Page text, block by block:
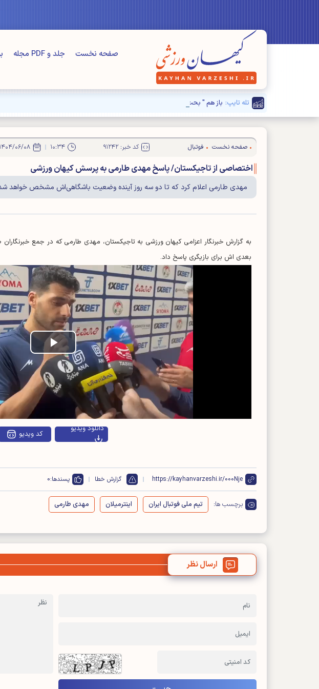
صفحه نخست جلد و PDF مجله
تله تایپ: باز هم " بحث‌های انحرافی" شروع شد!
صفحه نخست فوتبال کد خبر: ۹۱۲۴۲ ۱۰:۳۴ ۱۴۰۴/۰۶/۰۸
اختصاصی از تاجیکستان/ پاسخ مهدی طارمی به پرسش کیهان ورزشی
مهدی طارمی اعلام کرد که تا دو سه روز آینده وضعیت باشگاهی‌اش مشخص خواهد
به گزارش خبرنگار اعزامی کیهان ورزشی به تاجیکستان، مهدی طارمی که در جمع
بعدی اش برای بازیگری پاسخ داد.
Play
Video
دانلود ویدیو
کد ویدیو
https://kayhanvarzeshi.ir/000Nje گزارش خطا پسندها:0
برچسب ها: تیم ملی فوتبال ایران اینترمیلان مهدی طارمی
ارسال نظر